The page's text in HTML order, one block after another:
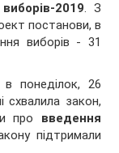
2019. З
постанови, в
виборів - 31
в понеділок, 26
схвалила закон,
про введення
підтримали